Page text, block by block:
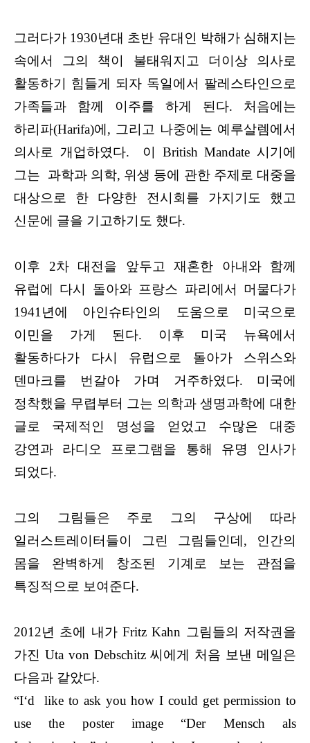
그러다가 1930년대 초반 유대인 박해가 심해지는
속에서 그의 책이 불태워지고 더이상 의사로
활동하기 힘들게 되자 독일에서 팔레스타인으로
가족들과 함께 이주를 하게 된다. 처음에는
하리파(Harifa)에, 그리고 나중에는 예루살렘에서
의사로 개업하였다. 이 British Mandate 시기에
그는 과학과 의학, 위생 등에 관한 주제로 대중을
대상으로 한 다양한 전시회를 가지기도 했고
신문에 글을 기고하기도 했다.
이후 2차 대전을 앞두고 재혼한 아내와 함께
유럽에 다시 돌아와 프랑스 파리에서 머물다가
1941년에 아인슈타인의 도움으로 미국으로
이민을 가게 된다. 이후 미국 뉴욕에서
활동하다가 다시 유럽으로 돌아가 스위스와
덴마크를 번갈아 가며 거주하였다. 미국에
정착했을 무렵부터 그는 의학과 생명과학에 대한
글로 국제적인 명성을 얻었고 수많은 대중
강연과 라디오 프로그램을 통해 유명 인사가
되었다.
그의 그림들은 주로 그의 구상에 따라
일러스트레이터들이 그린 그림들인데, 인간의
몸을 완벽하게 창조된 기계로 보는 관점을
특징적으로 보여준다.
2012년 초에 내가 Fritz Kahn 그림들의 저작권을
가진 Uta von Debschitz 씨에게 처음 보낸 메일은
다음과 같았다.
“I‘d like to ask you how I could get permission to
use the poster image “Der Mensch als